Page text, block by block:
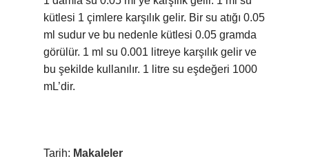
kütlesi 1 çimlere karşılık gelir. Bir su atığı 0.05
ml sudur ve bu nedenle kütlesi 0.05 gramda
görülür. 1 ml su 0.001 litreye karşılık gelir ve
bu şekilde kullanılır. 1 litre su eşdeğeri 1000
mL’dir.
Tarih: Makaleler